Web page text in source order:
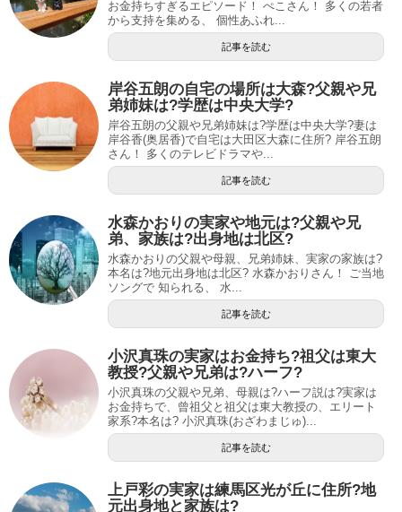
お金持ちすぎるエピソード！ ぺこさん！ 多くの若者
から支持を集める、 個性あふれ...
記事を読む
岸谷五朗の自宅の場所は大森?父親や兄
弟姉妹は?学歴は中央大学?
岸谷五朗の父親や兄弟姉妹は?学歴は中央大学?妻は
岸谷香(奥居香)で自宅は大田区大森に住所? 岸谷五朗
さん！ 多くのテレビドラマや...
記事を読む
水森かおりの実家や地元は?父親や兄
弟、家族は?出身地は北区?
水森かおりの父親や母親、兄弟姉妹、実家の家族は?
本名は?地元出身地は北区? 水森かおりさん！ ご当地
ソングで 知られる、 水...
記事を読む
小沢真珠の実家はお金持ち?祖父は東大
教授?父親や兄弟は?ハーフ?
小沢真珠の父親や兄弟、母親は?ハーフ説は?実家は
お金持ちで、曾祖父と祖父は東大教授の、エリート
家系?本名は? 小沢真珠(おざわまじゅ)...
記事を読む
上戸彩の実家は練馬区光が丘に住所?地
元出身地と家族は?